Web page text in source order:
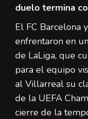
duelo termina
El FC Barcelona
enfrentaron en
de LaLiga, que
para el equipo
al Villarreal su
de la UEFA
cierre de la